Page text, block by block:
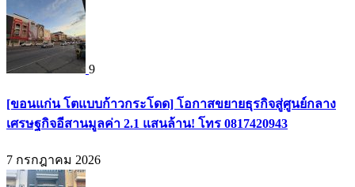
9
[ขอนแก่น โตแบบก้าวกระโดด] โอกาสขยายธุรกิจสู่ศูนย์กลาง
เศรษฐกิจอีสานมูลค่า 2.1 แสนล้าน! โทร 0817420943
7 กรกฎาคม 2026